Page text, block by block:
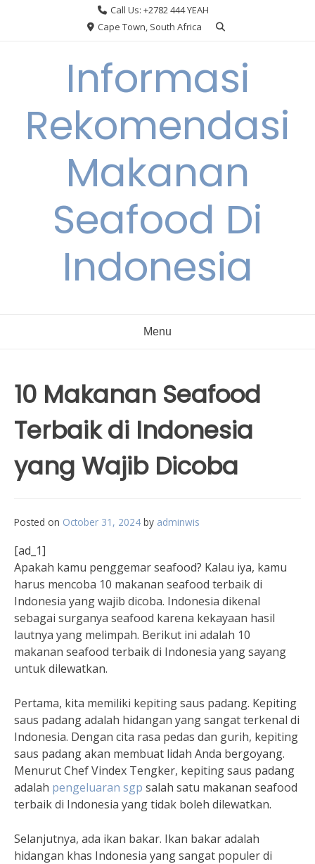
Call Us: +2782 444 YEAH
Cape Town, South Africa
Informasi
Rekomendasi
Makanan
Seafood Di
Indonesia
Menu
10 Makanan Seafood
Terbaik di Indonesia
yang Wajib Dicoba
Posted on October 31, 2024 by adminwis
[ad_1]
Apakah kamu penggemar seafood? Kalau iya, kamu
harus mencoba 10 makanan seafood terbaik di
Indonesia yang wajib dicoba. Indonesia dikenal
sebagai surganya seafood karena kekayaan hasil
lautnya yang melimpah. Berikut ini adalah 10
makanan seafood terbaik di Indonesia yang sayang
untuk dilewatkan.
Pertama, kita memiliki kepiting saus padang. Kepiting
saus padang adalah hidangan yang sangat terkenal di
Indonesia. Dengan cita rasa pedas dan gurih, kepiting
saus padang akan membuat lidah Anda bergoyang.
Menurut Chef Vindex Tengker, kepiting saus padang
adalah pengeluaran sgp salah satu makanan seafood
terbaik di Indonesia yang tidak boleh dilewatkan.
Selanjutnya, ada ikan bakar. Ikan bakar adalah
hidangan khas Indonesia yang sangat populer di